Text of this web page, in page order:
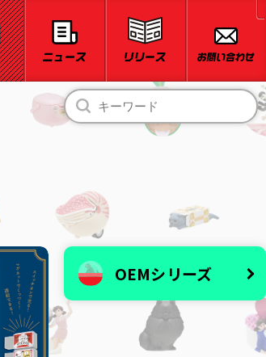
OEMシリーズ
ナガノ・ちいかわ
ヒグチユウコ